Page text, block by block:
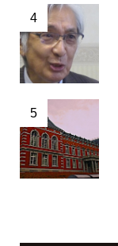
4
5